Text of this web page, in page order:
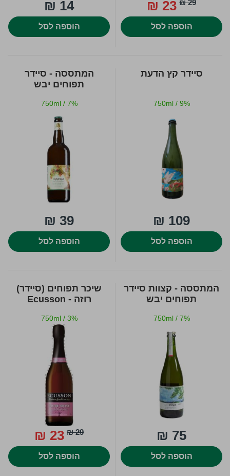
29 ₪
23 ₪
הוספה לסל
14 ₪
הוספה לסל
סיידר קץ הדעת
750ml / 9%
109 ₪
הוספה לסל
המתססה - סיידר
תפוחים יבש
750ml / 7%
39 ₪
הוספה לסל
המתססה - קצוות סיידר
תפוחים יבש
750ml / 7%
75 ₪
הוספה לסל
שיכר תפוחים (סיידר)
רוזה - Ecusson
750ml / 3%
29 ₪
23 ₪
הוספה לסל